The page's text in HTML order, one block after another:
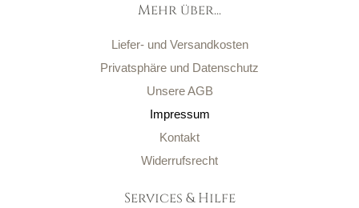
Mehr über...
Liefer- und Versandkosten
Privatsphäre und Datenschutz
Unsere AGB
Impressum
Kontakt
Widerrufsrecht
Services & Hilfe